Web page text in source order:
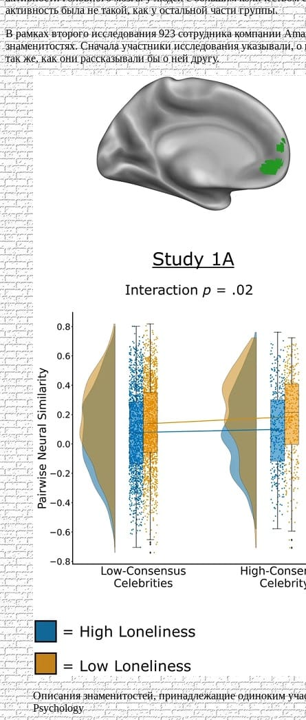
активность была не такой, как у остальной части группы.
В рамках второго исследования 923 сотрудника компании
знаменитостях. Сначала участники исследования
так же, как они рассказывали бы о ней другу.
Описания знаменитостей, принадлежащие одиноким
Psychology